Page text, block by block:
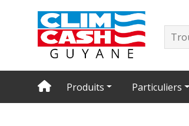
Produits Particuliers